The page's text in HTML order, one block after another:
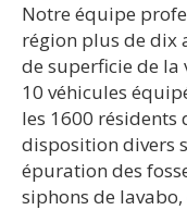
Notre équipe
région plus de dix
de superficie de la
10 véhicules
les 1600
disposition divers
épuration des
siphons de